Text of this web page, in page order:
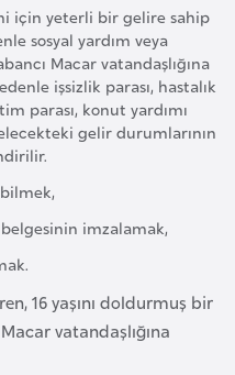
için yeterli bir gelire sahip
sosyal yardım veya
Macar vatandaşlığına
işsizlik parası, hastalık
parası, konut yardımı
gelir durumlarının
imzalamak,
16 yaşını doldurmuş bir
vatandaşlığına